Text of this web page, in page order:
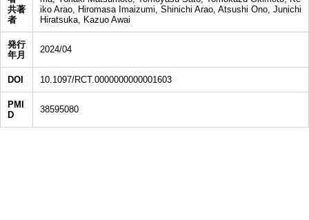
共著
者
iko Arao, Hiromasa Imaizumi, Shinichi Arao, Atsushi Ono, Junichi
Hiratsuka, Kazuo Awai
発行
年月
2024/04
DOI 10.1097/RCT.0000000000001603
PMI
D
38595080